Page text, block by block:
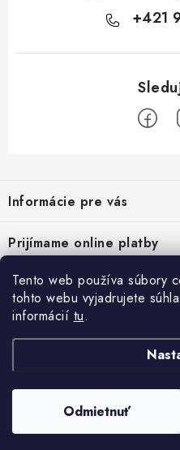
Tento web používa súbory
tohto webu vyjadrujete
informácií tu.
Odmietnuť
+421
p
ä
t
Informácie pre vás
Reklamačný poriadok - formulár
Kontakt
Prijímame online platby
Prihlásenie
E-mail
Heslo
Facebook
Posledné hodnotenie
Copyright 2026ATV